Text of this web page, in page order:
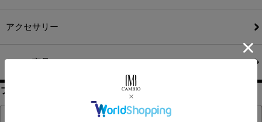
アクセサリー
セール商品
ブランドから探す